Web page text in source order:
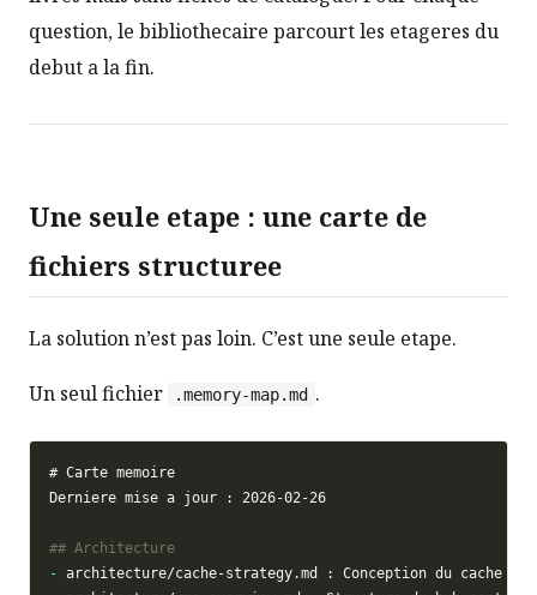
question, le bibliothecaire parcourt les etageres du
debut a la fin.
Une seule etape : une carte de
fichiers structuree
La solution n’est pas loin. C’est une seule etape.
Un seul fichier .memory-map.md .
-